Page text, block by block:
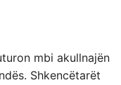
mbi akullnajën
Shkencëtarët